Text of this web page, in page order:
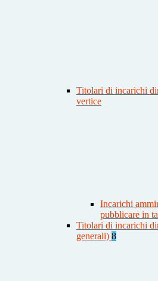
Titolari di incarichi
vertice
Incarichi
pubblicare in
Titolari di incarichi
generali) 8